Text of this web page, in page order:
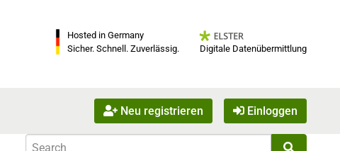
Hosted in Germany
Sicher. Schnell. Zuverlässig.
Digitale Datenübermittlung
Neu registrieren Einloggen